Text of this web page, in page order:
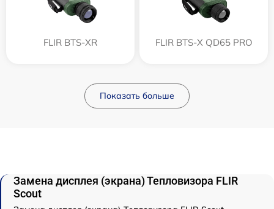
FLIR BTS-XR FLIR BTS-X QD65 PRO
Показать больше
Замена дисплея (экрана) Тепловизора FLIR
Scout